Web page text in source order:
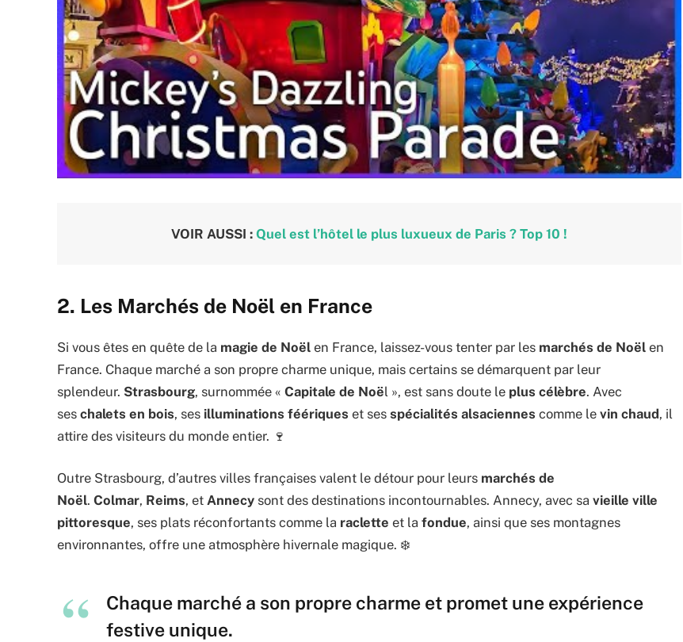
VOIR AUSSI : Quel est l’hôtel le plus luxueux de Paris ? Top 10 !
2. Les Marchés de Noël en France
Si vous êtes en quête de la magie de Noël en France, laissez-vous tenter par les marchés de Noël en
France. Chaque marché a son propre charme unique, mais certains se démarquent par leur
splendeur. Strasbourg, surnommée « Capitale de Noël », est sans doute le plus célèbre. Avec
ses chalets en bois, ses illuminations féériques et ses spécialités alsaciennes comme le vin chaud, il
attire des visiteurs du monde entier. 🍷
Outre Strasbourg, d’autres villes françaises valent le détour pour leurs marchés de
Noël. Colmar, Reims, et Annecy sont des destinations incontournables. Annecy, avec sa vieille ville
pittoresque, ses plats réconfortants comme la raclette et la fondue, ainsi que ses montagnes
environnantes, offre une atmosphère hivernale magique. ❄️
Chaque marché a son propre charme et promet une expérience
festive unique.